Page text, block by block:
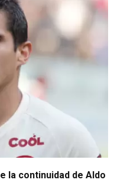
la continuidad de Aldo